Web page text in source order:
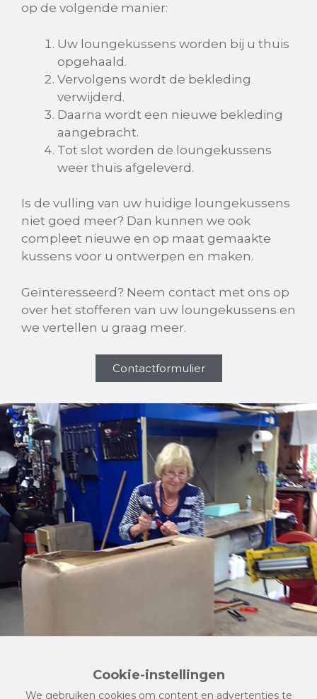
op de volgende manier:
Uw loungekussens worden bij u thuis
opgehaald.
Vervolgens wordt de bekleding
verwijderd.
Daarna wordt een nieuwe bekleding
aangebracht.
Tot slot worden de loungekussens
weer thuis afgeleverd.
Is de vulling van uw huidige loungekussens
niet goed meer? Dan kunnen we ook
compleet nieuwe en op maat gemaakte
kussens voor u ontwerpen en maken.
Geïnteresseerd? Neem contact met ons op
over het stofferen van uw loungekussens en
we vertellen u graag meer.
Contactformulier
Cookie-instellingen
We gebruiken cookies om content en advertenties te